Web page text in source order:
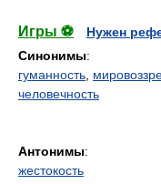
Игры ⚽
Нужен
Синонимы:
гуманность
человечность
Антонимы:
жестокость